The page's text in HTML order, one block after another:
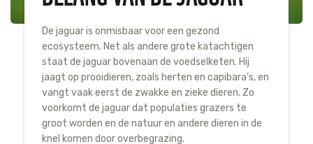
De jaguar is onmisbaar voor een gezond
ecosysteem. Net als andere grote katachtigen
staat de jaguar bovenaan de voedselketen. Hij
jaagt op prooidieren, zoals herten en capibara’s, en
vangt vaak eerst de zwakke en zieke dieren. Zo
voorkomt de jaguar dat populaties grazers te
groot worden en de natuur en andere dieren in de
knel komen door overbegrazing.